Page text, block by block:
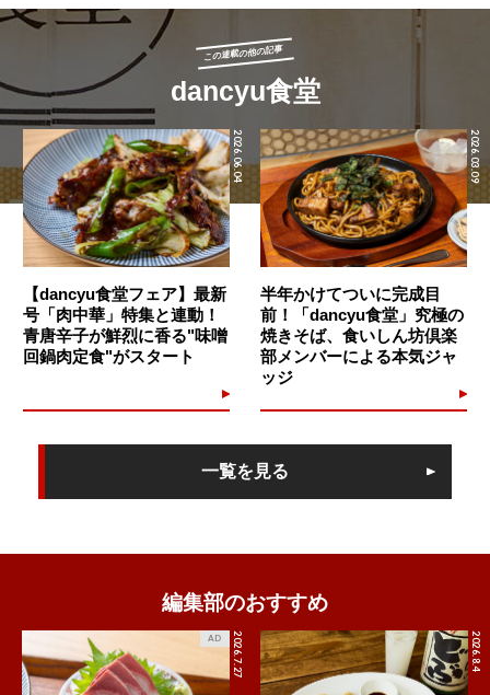
この連載の他の記事
dancyu食堂
2026.06.04
【dancyu食堂フェア】最新
号「肉中華」特集と連動！
青唐辛子が鮮烈に香る"味噌
回鍋肉定食"がスタート
2026.03.09
半年かけてついに完成目
前！「dancyu食堂」究極の
焼きそば、食いしん坊倶楽
部メンバーによる本気ジャ
ッジ
一覧を見る
編集部のおすすめ
2026.7.27
AD 2026.8.4